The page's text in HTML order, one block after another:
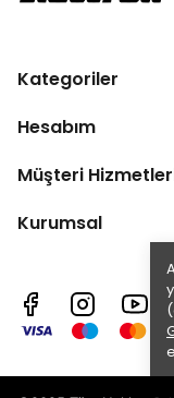
Kategoriler
Hesabım
Müşteri
Kurumsal